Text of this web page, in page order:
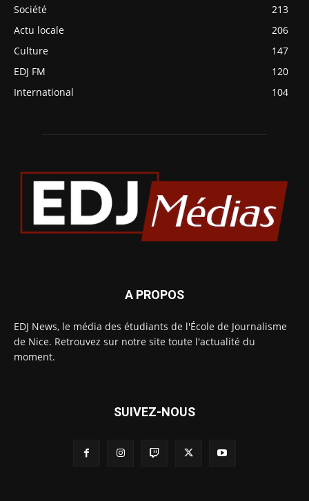
Société
213
Actu locale
206
Culture
147
EDJ FM
120
International
104
A PROPOS
EDJ News, le média des étudiants de l'École de Journalisme
de Nice. Retrouvez sur notre site toute l'actualité du
moment.
SUIVEZ-NOUS